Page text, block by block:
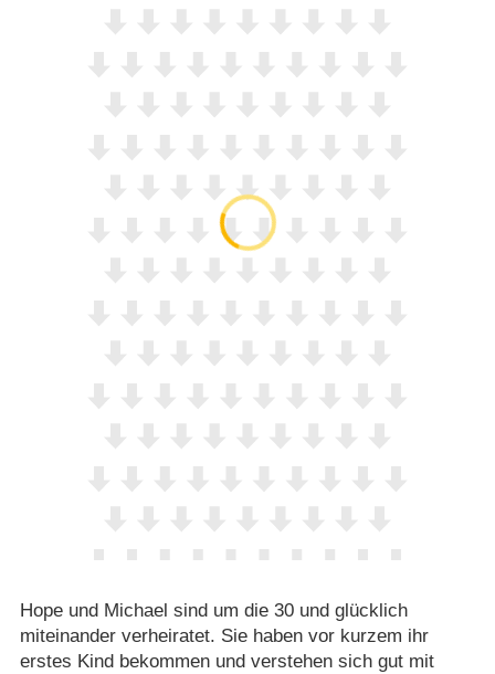
Hope und Michael sind um die 30 und glücklich
miteinander verheiratet. Sie haben vor kurzem ihr
erstes Kind bekommen und verstehen sich gut mit